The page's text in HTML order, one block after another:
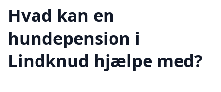
Hvad kan en
hundepension i
Lindknud hjælpe med?